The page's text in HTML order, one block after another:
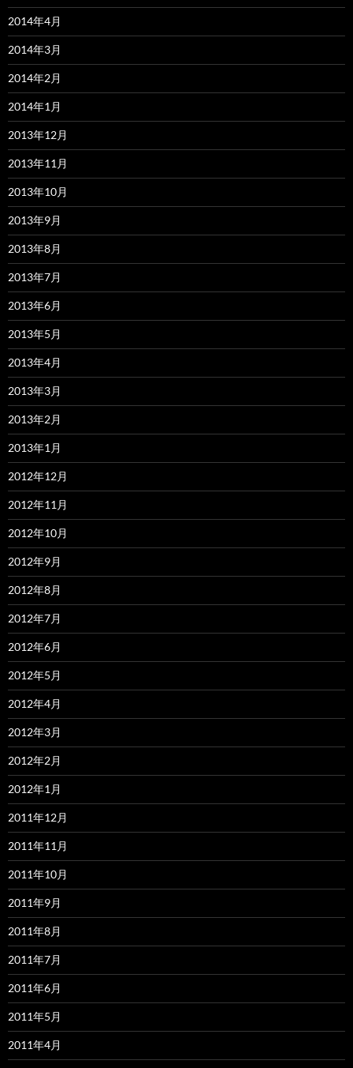
2014年4月
2014年3月
2014年2月
2014年1月
2013年12月
2013年11月
2013年10月
2013年9月
2013年8月
2013年7月
2013年6月
2013年5月
2013年4月
2013年3月
2013年2月
2013年1月
2012年12月
2012年11月
2012年10月
2012年9月
2012年8月
2012年7月
2012年6月
2012年5月
2012年4月
2012年3月
2012年2月
2012年1月
2011年12月
2011年11月
2011年10月
2011年9月
2011年8月
2011年7月
2011年6月
2011年5月
2011年4月